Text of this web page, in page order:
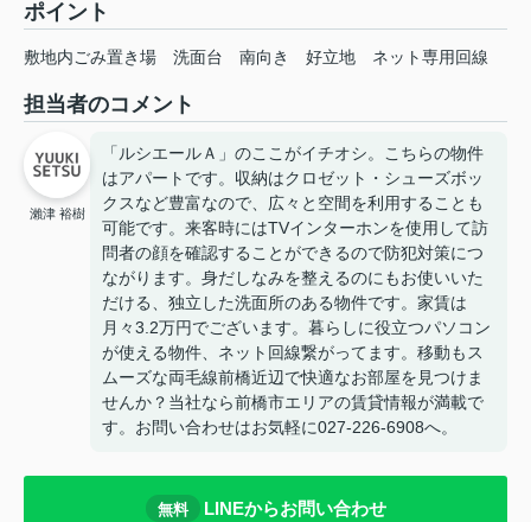
ポイント
敷地内ごみ置き場 洗面台 南向き 好立地 ネット専用回線
担当者のコメント
瀨津 裕樹
「ルシエールＡ」のここがイチオシ。こちらの物件
はアパートです。収納はクロゼット・シューズボッ
クスなど豊富なので、広々と空間を利用することも
可能です。来客時にはTVインターホンを使用して訪
問者の顔を確認することができるので防犯対策につ
ながります。身だしなみを整えるのにもお使いいた
だける、独立した洗面所のある物件です。家賃は
月々3.2万円でございます。暮らしに役立つパソコン
が使える物件、ネット回線繋がってます。移動もス
ムーズな両毛線前橋近辺で快適なお部屋を見つけま
せんか？当社なら前橋市エリアの賃貸情報が満載で
す。お問い合わせはお気軽に027-226-6908へ。
無料 LINEからお問い合わせ